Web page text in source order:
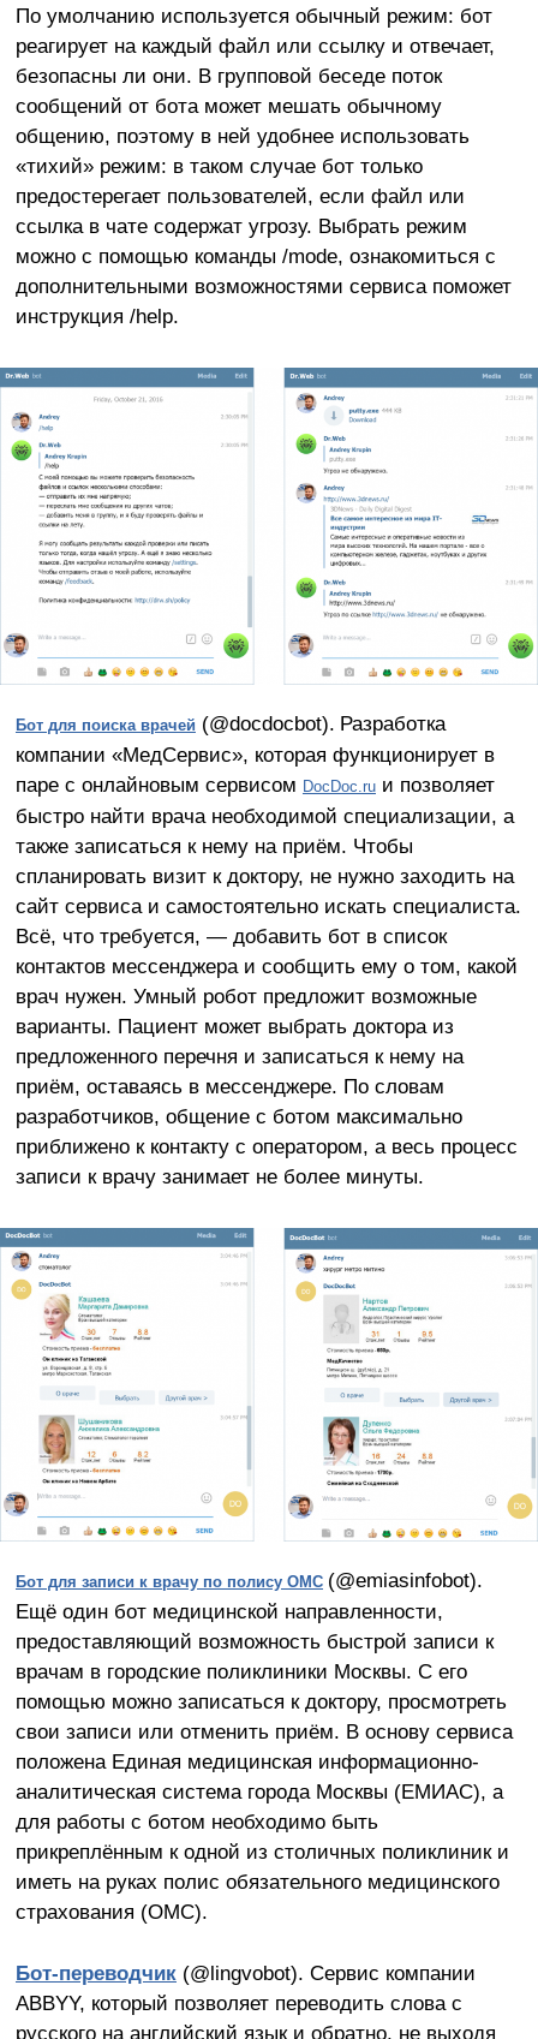
По умолчанию используется обычный режим: бот
реагирует на каждый файл или ссылку и отвечает,
безопасны ли они. В групповой беседе поток
сообщений от бота может мешать обычному
общению, поэтому в ней удобнее использовать
«тихий» режим: в таком случае бот только
предостерегает пользователей, если файл или
ссылка в чате содержат угрозу. Выбрать режим
можно с помощью команды /mode, ознакомиться с
дополнительными возможностями сервиса поможет
инструкция /help.
Бот для поиска врачей (@docdocbot). Разработка
компании «МедСервис», которая функционирует в
паре с онлайновым сервисом DocDoc.ruи позволяет
быстро найти врача необходимой специализации, а
также записаться к нему на приём. Чтобы
спланировать визит к доктору, не нужно заходить на
сайт сервиса и самостоятельно искать специалиста.
Всё, что требуется, — добавить бот в список
контактов мессенджера и сообщить ему о том, какой
врач нужен. Умный робот предложит возможные
варианты. Пациент может выбрать доктора из
предложенного перечня и записаться к нему на
приём, оставаясь в мессенджере. По словам
разработчиков, общение с ботом максимально
приближено к контакту с оператором, а весь процесс
записи к врачу занимает не более минуты.
Бот для записи к врачу по полису ОМС (@emiasinfobot).
Ещё один бот медицинской направленности,
предоставляющий возможность быстрой записи к
врачам в городские поликлиники Москвы. С его
помощью можно записаться к доктору, просмотреть
свои записи или отменить приём. В основу сервиса
положена Единая медицинская информационно-
аналитическая система города Москвы (ЕМИАС), а
для работы с ботом необходимо быть
прикреплённым к одной из столичных поликлиник и
иметь на руках полис обязательного медицинского
страхования (ОМС).
Бот-переводчик(@lingvobot). Сервис компании
ABBYY, который позволяет переводить слова с
русского на английский язык и обратно, не выходя